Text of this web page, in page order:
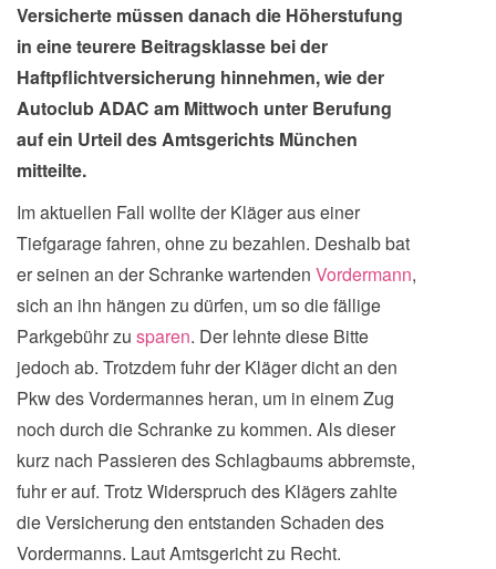
Versicherte müssen danach die Höherstufung
in eine teurere Beitragsklasse bei der
Haftpflichtversicherung hinnehmen, wie der
Autoclub ADAC am Mittwoch unter Berufung
auf ein Urteil des Amtsgerichts München
mitteilte.
Im aktuellen Fall wollte der Kläger aus einer
Tiefgarage fahren, ohne zu bezahlen. Deshalb bat
er seinen an der Schranke wartenden Vordermann,
sich an ihn hängen zu dürfen, um so die fällige
Parkgebühr zu sparen. Der lehnte diese Bitte
jedoch ab. Trotzdem fuhr der Kläger dicht an den
Pkw des Vordermannes heran, um in einem Zug
noch durch die Schranke zu kommen. Als dieser
kurz nach Passieren des Schlagbaums abbremste,
fuhr er auf. Trotz Widerspruch des Klägers zahlte
die Versicherung den entstanden Schaden des
Vordermanns. Laut Amtsgericht zu Recht.